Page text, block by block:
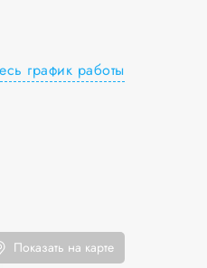
график работы
Показать на карте